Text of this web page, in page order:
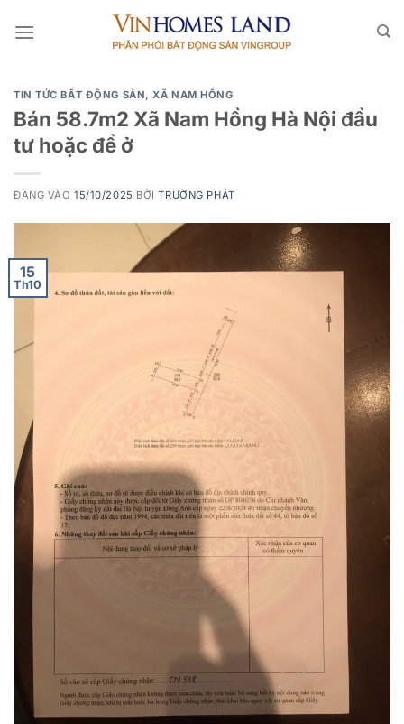
qua
TIN TỨC BẤT ĐỘNG SẢN,XÃ NAM HỒNG
Bán 58.7m2 Xã Nam Hồng Hà Nội đầu
tư hoặc để ở
ĐĂNG VÀO15/10/2025 BỞITRƯỜNG PHÁT
15
Th10